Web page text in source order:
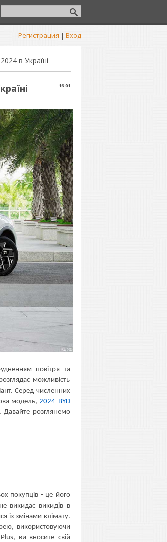
Регистрация | Вход
в Україні
16:01
повітря та
можливість
Серед численних
модель,2024 BYD
Давайте розглянемо
покупців - це його
викидає викидів в
із змінами клімату.
використовуючи
ви вносите свій